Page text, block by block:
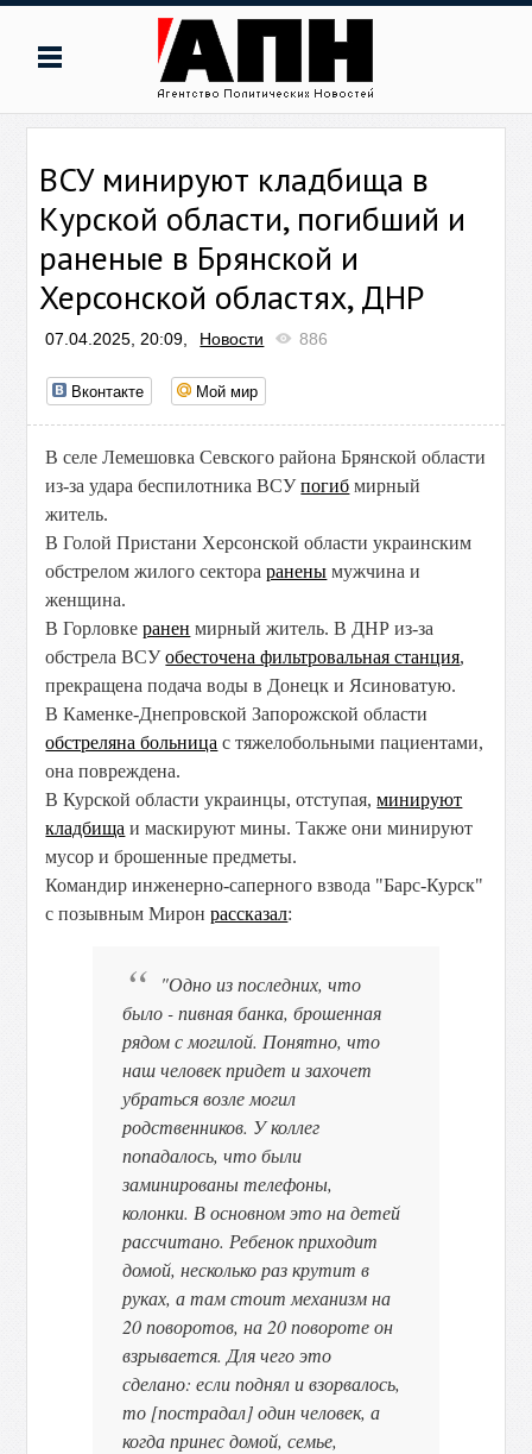
ВСУ минируют кладбища в
Курской области, погибший и
раненые в Брянской и
Херсонской областях, ДНР
07.04.2025, 20:09, Новости 886
Вконтакте Мой мир
В селе Лемешовка Севского района Брянской области
из-за удара беспилотника ВСУпогиб мирный
житель.
В Голой Пристани Херсонской области украинским
обстрелом жилого сектораранены мужчина и
женщина.
В Горловкеранен мирный житель. В ДНР из-за
обстрела ВСУобесточена фильтровальная станция,
прекращена подача воды в Донецк и Ясиноватую.
В Каменке-Днепровской Запорожской области
обстреляна больница с тяжелобольными пациентами,
она повреждена.
В Курской области украинцы, отступая,минируют
кладбища и маскируют мины. Также они минируют
мусор и брошенные предметы.
Командир инженерно-саперного взвода "Барс-Курск"
с позывным Миронрассказал:
"Одно из последних, что
было - пивная банка, брошенная
рядом с могилой. Понятно, что
наш человек придет и захочет
убраться возле могил
родственников. У коллег
попадалось, что были
заминированы телефоны,
колонки. В основном это на детей
рассчитано. Ребенок приходит
домой, несколько раз крутит в
руках, а там стоит механизм на
20 поворотов, на 20 повороте он
взрывается. Для чего это
сделано: если поднял и взорвалось,
то [пострадал] один человек, а
когда принес домой, семье,